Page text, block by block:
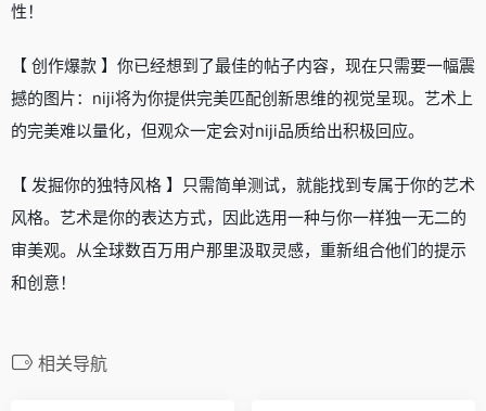
性！
【 创作爆款 】你已经想到了最佳的帖子内容，现在只需要一幅震
撼的图片：niji将为你提供完美匹配创新思维的视觉呈现。艺术上
的完美难以量化，但观众一定会对niji品质给出积极回应。
【 发掘你的独特风格 】只需简单测试，就能找到专属于你的艺术
风格。艺术是你的表达方式，因此选用一种与你一样独一无二的
审美观。从全球数百万用户那里汲取灵感，重新组合他们的提示
和创意！
相关导航